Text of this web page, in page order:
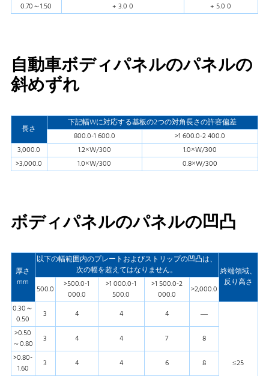
0.70～1.50
+ 3.0 0 + 5.0 0
自動車ボディパネルのパネルの
斜めずれ
長さ
下記幅Wに対応する基板の2つの対角長さの許容偏差
800.0-1 600.0
>1 600.0-2 400.0
3,000.0
1.2×W/300
1.0×W/300
>3,000.0
1.0×W/300 0.8×W/300
ボディパネルのパネルの凹凸
厚さ
mm
以下の幅範囲内のプレートおよびストリップの凹凸は、
次の幅を超えてはなりません。
終端領域、
反り高さ
500.0
>500.0-1
000.0
>1 000.0-1
500.0
>1 500.0-2
000.0
>2,000.0
0.30～
0.50
3 4 4 4 —
≤25
>0.50
～0.80
3 4 4 7
8
>0.80-
1.60
3 4 4 6
8